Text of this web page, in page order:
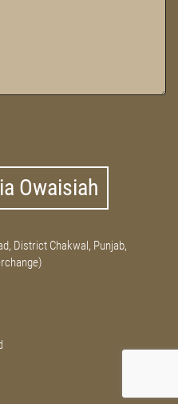
Owaisiah
District Chakwal, Punjab,